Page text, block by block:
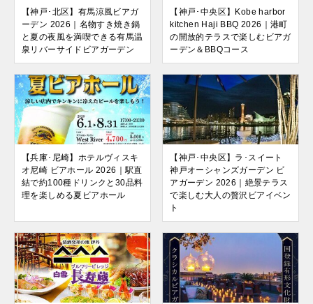
【神戸･北区】有馬涼風ビアガ
ーデン 2026｜名物すき焼き鍋
と夏の夜風を満喫できる有馬温
泉リバーサイドビアガーデン
【神戸･中央区】Kobe harbor
kitchen Haji BBQ 2026｜港町
の開放的テラスで楽しむビアガ
ーデン＆BBQコース
【兵庫･尼崎】ホテルヴィスキ
オ尼崎 ビアホール 2026｜駅直
結で約100種ドリンクと30品料
理を楽しめる夏ビアホール
【神戸･中央区】ラ･スイート
神戸オーシャンズガーデン ビ
アガーデン 2026｜絶景テラス
で楽しむ大人の贅沢ビアイベン
ト